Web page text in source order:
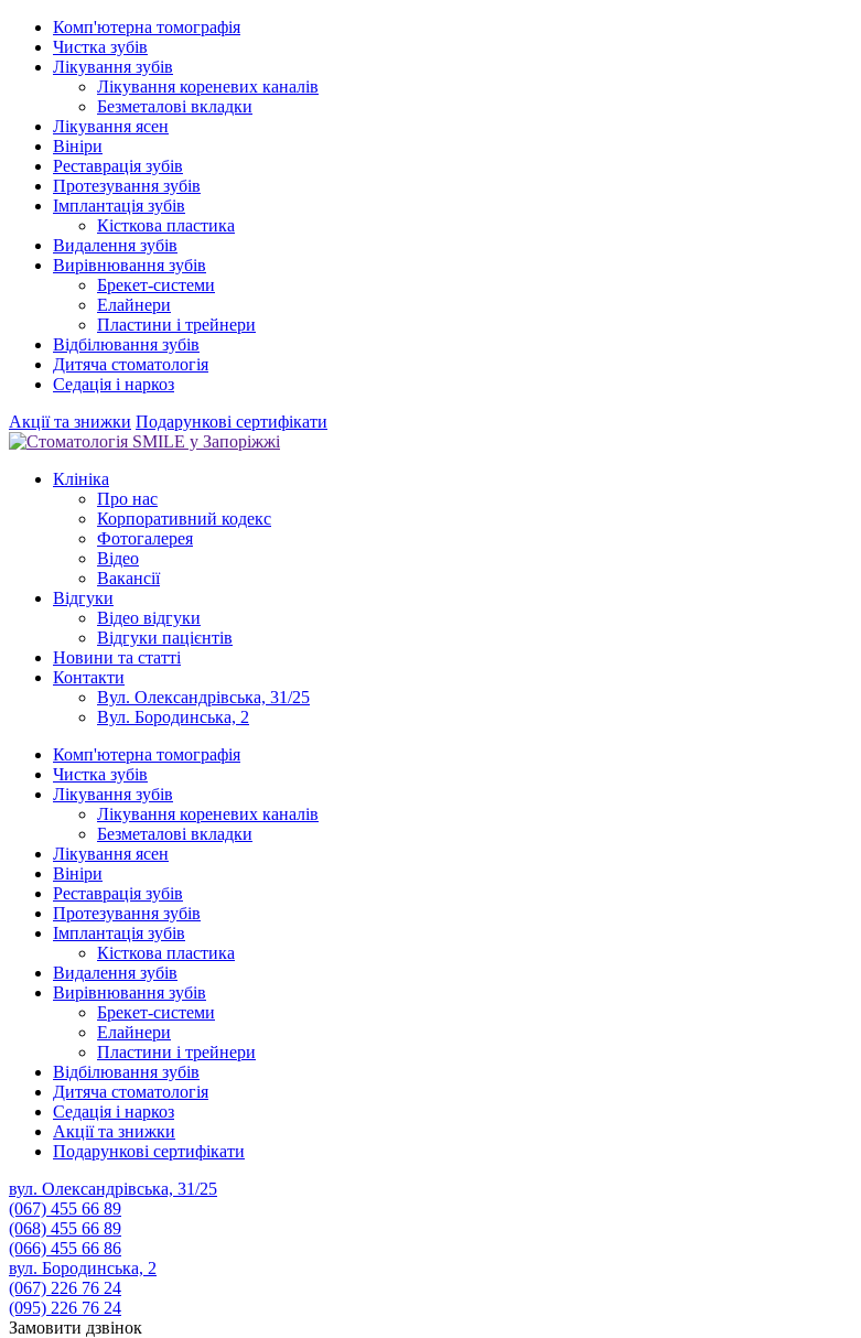
Комп'ютерна томографія
Чистка зубів
Лікування зубів
Лікування кореневих каналів
Безметалові вкладки
Лікування ясен
Вініри
Реставрація зубів
Протезування зубів
Імплантація зубів
Кісткова пластика
Видалення зубів
Вирівнювання зубів
Брекет-системи
Елайнери
Пластини і трейнери
Відбілювання зубів
Дитяча стоматологія
Седація і наркоз
Акції та знижки Подарункові сертифікати
Клініка
Про нас
Корпоративний кодекс
Фотогалерея
Відео
Вакансії
Відгуки
Відео відгуки
Відгуки пацієнтів
Новини та статті
Контакти
Вул. Олександрівська, 31/25
Вул. Бородинська, 2
Комп'ютерна томографія
Чистка зубів
Лікування зубів
Лікування кореневих каналів
Безметалові вкладки
Лікування ясен
Вініри
Реставрація зубів
Протезування зубів
Імплантація зубів
Кісткова пластика
Видалення зубів
Вирівнювання зубів
Брекет-системи
Елайнери
Пластини і трейнери
Відбілювання зубів
Дитяча стоматологія
Седація і наркоз
Акції та знижки
Подарункові сертифікати
вул. Олександрівська, 31/25
(067) 455 66 89
(068) 455 66 89
(066) 455 66 86
вул. Бородинська, 2
(067) 226 76 24
(095) 226 76 24
Замовити дзвінок